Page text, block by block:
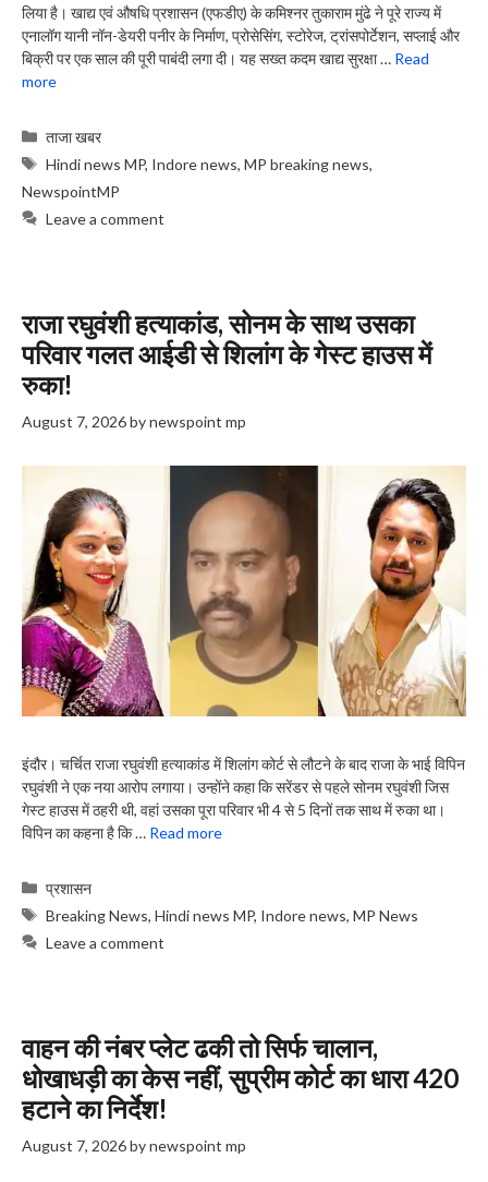
लिया है। खाद्य एवं औषधि प्रशासन (एफडीए) के कमिश्नर तुकाराम मुंढे ने पूरे राज्य में
एनालॉग यानी नॉन-डेयरी पनीर के निर्माण, प्रोसेसिंग, स्टोरेज, ट्रांसपोर्टेशन, सप्लाई और
बिक्री पर एक साल की पूरी पाबंदी लगा दी। यह सख्त कदम खाद्य सुरक्षा … Read
more
Categories
ताजा खबर
Tags
Hindi news MP, Indore news,MP breaking news,
NewspointMP
Leave a comment
राजा रघुवंशी हत्याकांड, सोनम के साथ उसका
परिवार गलत आईडी से शिलांग के गेस्ट हाउस में
रुका!
August 7, 2026bynewspoint mp
इंदौर। चर्चित राजा रघुवंशी हत्याकांड में शिलांग कोर्ट से लौटने के बाद राजा के भाई विपिन
रघुवंशी ने एक नया आरोप लगाया। उन्होंने कहा कि सरेंडर से पहले सोनम रघुवंशी जिस
गेस्ट हाउस में ठहरी थी, वहां उसका पूरा परिवार भी 4 से 5 दिनों तक साथ में रुका था।
विपिन का कहना है कि … Read more
Categories
प्रशासन
Tags
Breaking News,Hindi news MP, Indore news,MP News
Leave a comment
वाहन की नंबर प्लेट ढकी तो सिर्फ चालान,
धोखाधड़ी का केस नहीं, सुप्रीम कोर्ट का धारा 420
हटाने का निर्देश!
August 7, 2026bynewspoint mp